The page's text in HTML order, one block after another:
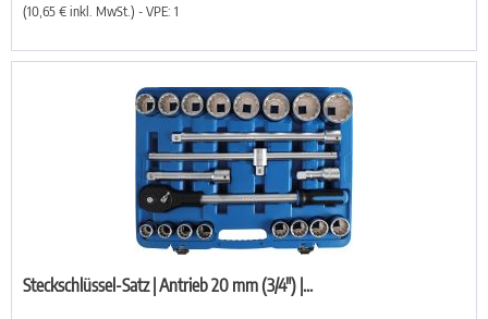
(10,65 € inkl. MwSt.) - VPE: 1
Steckschlüssel-Satz | Antrieb 20 mm (3/4") |...